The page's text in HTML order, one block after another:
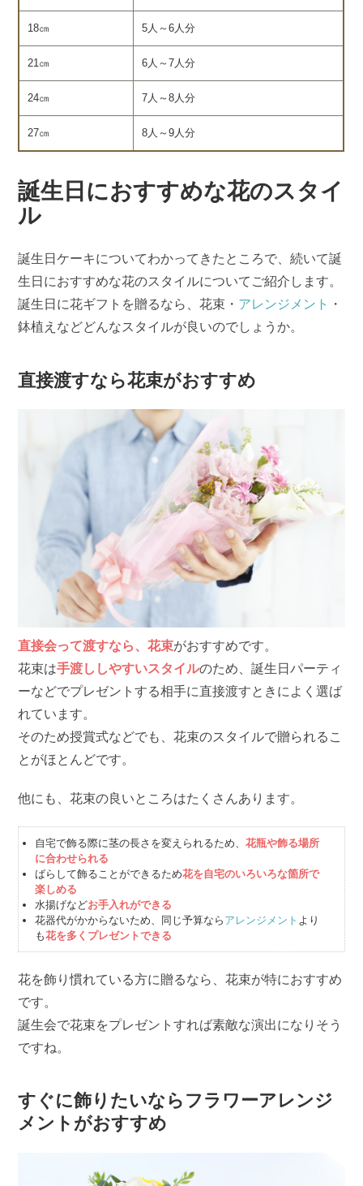
18㎝ 5人～6人分
21㎝ 6人～7人分
24㎝ 7人～8人分
27㎝ 8人～9人分
誕生日におすすめな花のスタイ
ル
誕生日ケーキについてわかってきたところで、続いて誕
生日におすすめな花のスタイルについてご紹介します。
誕生日に花ギフトを贈るなら、花束・ アレンジメント
・
鉢植えなどどんなスタイルが良いのでしょうか。
直接渡すなら花束がおすすめ
直接会って渡すなら、花束がおすすめです。
花束は手渡ししやすいスタイルのため、誕生日パーティ
ーなどでプレゼントする相手に直接渡すときによく選ば
れています。
そのため授賞式などでも、花束のスタイルで贈られるこ
とがほとんどです。
他にも、花束の良いところはたくさんあります。
自宅で飾る際に茎の長さを変えられるため、花瓶や飾る場所
に合わせられる
ばらして飾ることができるため花を自宅のいろいろな箇所で
楽しめる
水揚げなどお手入れができる
花器代がかからないため、同じ予算なら アレンジメント より
も花を多くプレゼントできる
花を飾り慣れている方に贈るなら、花束が特におすすめ
です。
誕生会で花束をプレゼントすれば素敵な演出になりそう
ですね。
すぐに飾りたいならフラワーアレンジ
メントがおすすめ